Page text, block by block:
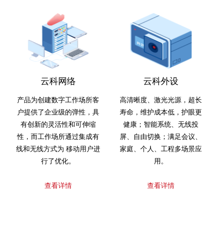
云科网络
产品为创建数字工作场所客
户提供了企业级的弹性，具
有创新的灵活性和可伸缩
性，而工作场所通过集成有
线和无线方式为 移动用户进
行了优化。
查看详情
云科外设
高清晰度、激光光源，超长
寿命，维护成本低，护眼更
健康；智能系统、无线投
屏、自由切换；满足会议、
家庭、个人、工程多场景应
用。
查看详情